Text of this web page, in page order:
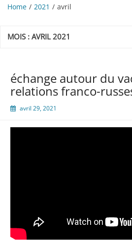
Home 2021 avril
MOIS :AVRIL 2021
échange autour du
relations franco-
avril 29, 2021